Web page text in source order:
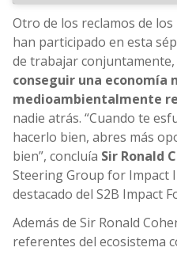
Otro de los reclamos de los
han participado en esta
de trabajar conjuntamente,
conseguir una economía
medioambientalmente
nadie atrás. “Cuando te
hacerlo bien, abres más
bien”, concluía Sir Ronald
Steering Group for Impact
destacado del S2B Impact
Además de Sir Ronald
referentes del ecosistema